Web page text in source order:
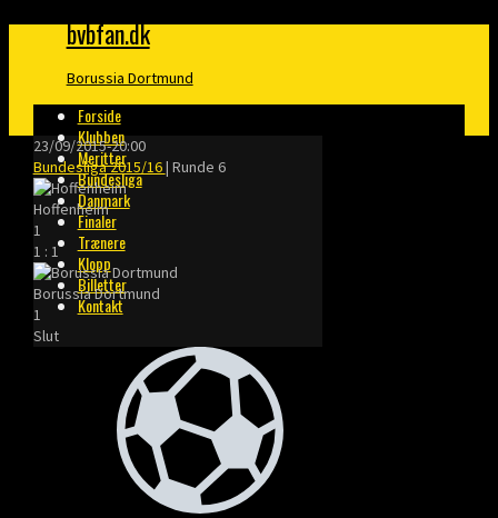
bvbfan.dk
Borussia Dortmund
Forside
Klubben
Meritter
Bundesliga
Danmark
Finaler
Trænere
Klopp
Billetter
Kontakt
23/09/2015-20:00
Bundesliga 2015/16| Runde 6
Hoffenheim
1
1 : 1
Borussia Dortmund
1
Slut